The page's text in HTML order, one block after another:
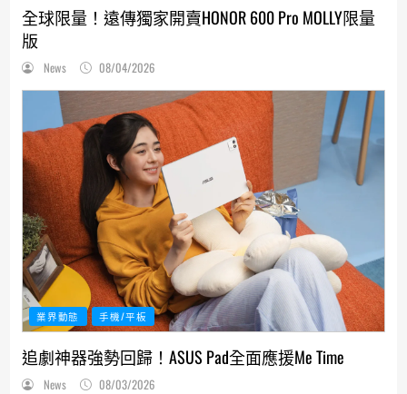
全球限量！遠傳獨家開賣HONOR 600 Pro MOLLY限量
版
News 08/04/2026
業界動態 手機/平板
追劇神器強勢回歸！ASUS Pad全面應援Me Time
News 08/03/2026